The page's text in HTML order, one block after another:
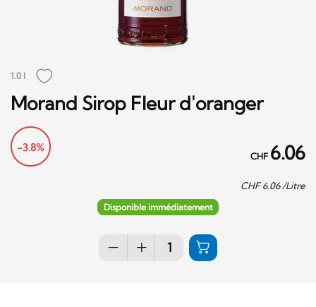
1.0 l
Morand Sirop Fleur d'oranger
-3.8%
CHF 6.06
CHF6.06/Litre
Disponible immédiatement